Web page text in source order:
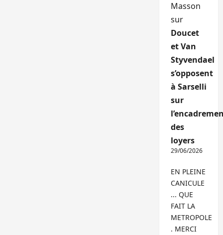
Masson
sur
Doucet
et Van
Styvendael
s’opposent
à Sarselli
sur
des
loyers
29/06/2026
EN PLEINE
CANICULE
... QUE
FAIT LA
METROPOLE
. MERCI